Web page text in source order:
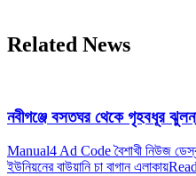
Related News
নবীগঞ্জে বসতঘর থেকে গৃহবধূর
Manual4 Ad Code বৈশাখী নিউজ ডেস্ক:
ইউনিয়নের বাউয়ানি চা বাগান এলাকায়